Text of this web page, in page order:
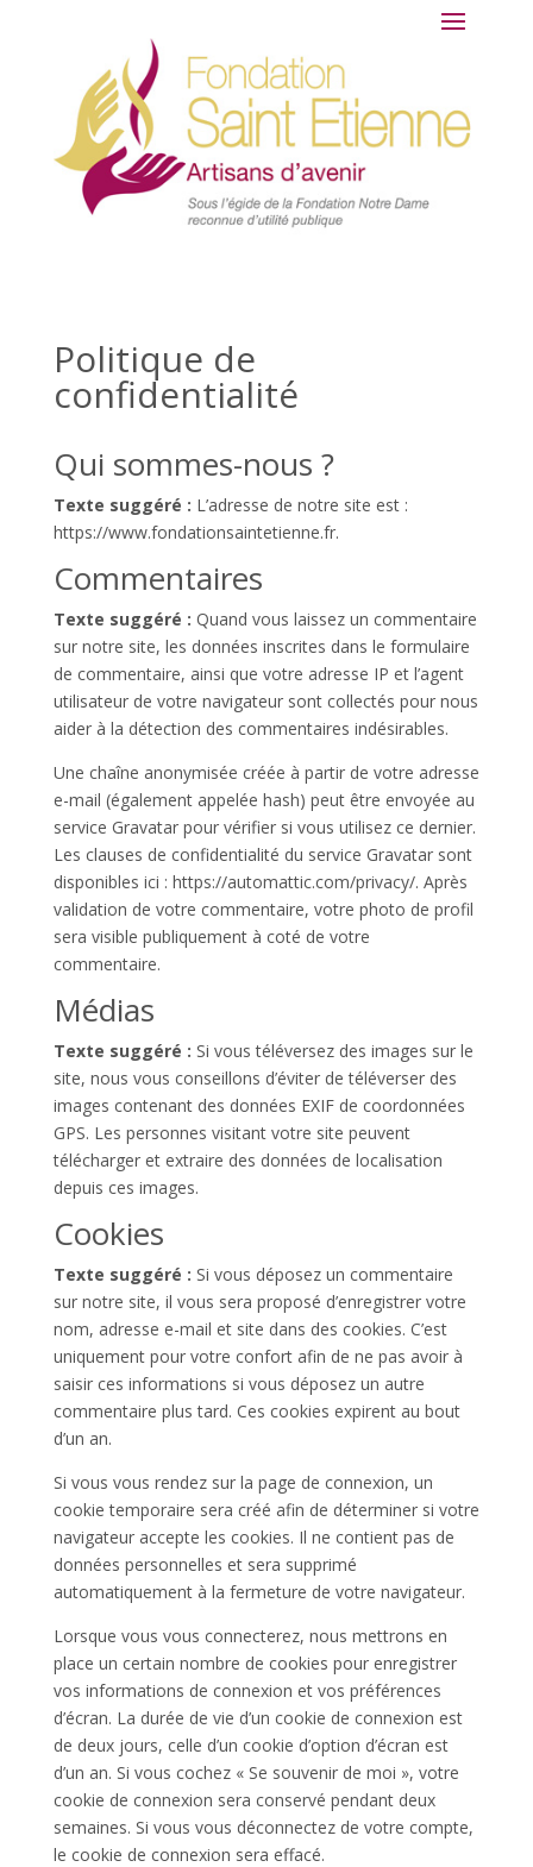
Politique de
confidentialité
Qui sommes-nous ?
Texte suggéré : L’adresse de notre site est :
https://www.fondationsaintetienne.fr.
Commentaires
Texte suggéré : Quand vous laissez un commentaire
sur notre site, les données inscrites dans le formulaire
de commentaire, ainsi que votre adresse IP et l’agent
utilisateur de votre navigateur sont collectés pour nous
aider à la détection des commentaires indésirables.
Une chaîne anonymisée créée à partir de votre adresse
e-mail (également appelée hash) peut être envoyée au
service Gravatar pour vérifier si vous utilisez ce dernier.
Les clauses de confidentialité du service Gravatar sont
disponibles ici : https://automattic.com/privacy/. Après
validation de votre commentaire, votre photo de profil
sera visible publiquement à coté de votre
commentaire.
Médias
Texte suggéré : Si vous téléversez des images sur le
site, nous vous conseillons d’éviter de téléverser des
images contenant des données EXIF de coordonnées
GPS. Les personnes visitant votre site peuvent
télécharger et extraire des données de localisation
depuis ces images.
Cookies
Texte suggéré : Si vous déposez un commentaire
sur notre site, il vous sera proposé d’enregistrer votre
nom, adresse e-mail et site dans des cookies. C’est
uniquement pour votre confort afin de ne pas avoir à
saisir ces informations si vous déposez un autre
commentaire plus tard. Ces cookies expirent au bout
d’un an.
Si vous vous rendez sur la page de connexion, un
cookie temporaire sera créé afin de déterminer si votre
navigateur accepte les cookies. Il ne contient pas de
données personnelles et sera supprimé
automatiquement à la fermeture de votre navigateur.
Lorsque vous vous connecterez, nous mettrons en
place un certain nombre de cookies pour enregistrer
vos informations de connexion et vos préférences
d’écran. La durée de vie d’un cookie de connexion est
de deux jours, celle d’un cookie d’option d’écran est
d’un an. Si vous cochez « Se souvenir de moi », votre
cookie de connexion sera conservé pendant deux
semaines. Si vous vous déconnectez de votre compte,
le cookie de connexion sera effacé.